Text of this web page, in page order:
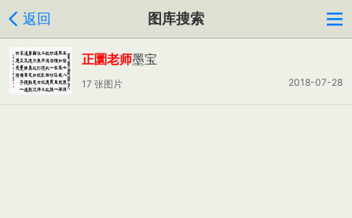
返回 图库搜索
正圜老师墨宝
2018-07-28
17 张图片